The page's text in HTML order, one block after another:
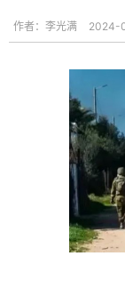
作者： 李光满 2024-